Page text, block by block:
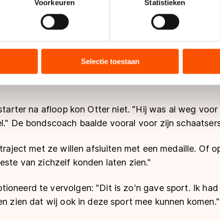
of intrekken in de Cookieverklaring.
over uw gebruik van onze site met onze partners voor
met andere gegevens die u aan hen heeft verstrekt of
kunnen gegevens doorgeven aan landen buiten de EU,
geldt volgens de GDPR. Door op ‘Toestaan’ te klikken, stemt
Voorkeuren Statistieken
Selectie toestaan
uit waarom de wedstrijd na de valpartij
vond plaats voor de apex, halverwege de eerste
worden afgefloten als er contact is. Dat
gewoon te slapen. Hij gaf het startschot en dacht:
hoop ooit de beelden van hem terug te zien. Die
na afloop kon Otter niet. "Hij was al weg voor
De bondscoach baalde vooral voor zijn
met ze willen afsluiten met een medaille. Of
van zichzelf konden laten zien."
te vervolgen: "Dit is zo'n gave sport. Ik
zien dat wij ook in deze sport mee kunnen komen."